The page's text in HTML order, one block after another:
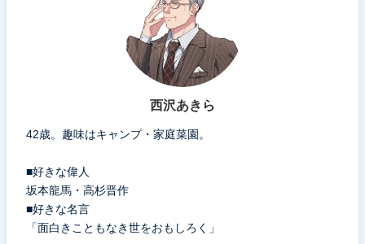
西沢あきら
42歳。趣味はキャンプ・家庭菜園。
■好きな偉人
坂本龍馬・高杉晋作
■好きな名言
「面白きこともなき世をおもしろく」